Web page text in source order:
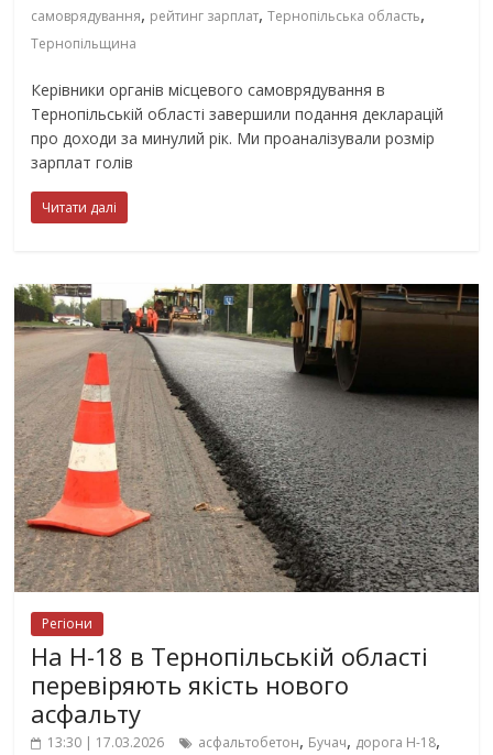
самоврядування, рейтинг зарплат,Тернопільська область,
Тернопільщина
Керівники органів місцевого самоврядування в
Тернопільській області завершили подання декларацій
про доходи за минулий рік. Ми проаналізували розмір
зарплат голів
Читати далі
Регіони
На Н-18 в Тернопільській області
перевіряють якість нового
асфальту
13:30 | 17.03.2026 асфальтобетон, Бучач, дорога Н-18,